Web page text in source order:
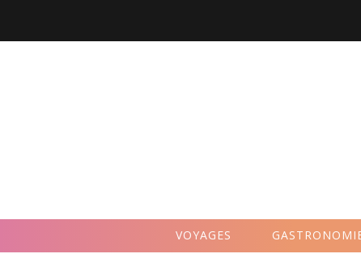
VOYAGES